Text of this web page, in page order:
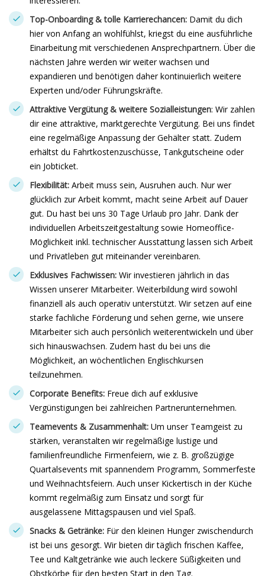
Top-Onboarding & tolle Karrierechancen: Damit du dich
hier von Anfang an wohlfühlst, kriegst du eine ausführliche
Einarbeitung mit verschiedenen Ansprechpartnern. Über die
nächsten Jahre werden wir weiter wachsen und
expandieren und benötigen daher kontinuierlich weitere
Experten und/oder Führungskräfte.
Attraktive Vergütung & weitere Sozialleistungen: Wir zahlen
dir eine attraktive, marktgerechte Vergütung. Bei uns findet
eine regelmäßige Anpassung der Gehälter statt. Zudem
erhältst du Fahrtkostenzuschüsse, Tankgutscheine oder
ein Jobticket.
Flexibilität: Arbeit muss sein, Ausruhen auch. Nur wer
glücklich zur Arbeit kommt, macht seine Arbeit auf Dauer
gut. Du hast bei uns 30 Tage Urlaub pro Jahr. Dank der
individuellen Arbeitszeitgestaltung sowie Homeoffice-
Möglichkeit inkl. technischer Ausstattung lassen sich Arbeit
und Privatleben gut miteinander vereinbaren.
Exklusives Fachwissen: Wir investieren jährlich in das
Wissen unserer Mitarbeiter. Weiterbildung wird sowohl
finanziell als auch operativ unterstützt. Wir setzen auf eine
starke fachliche Förderung und sehen gerne, wie unsere
Mitarbeiter sich auch persönlich weiterentwickeln und über
sich hinauswachsen. Zudem hast du bei uns die
Möglichkeit, an wöchentlichen Englischkursen
teilzunehmen.
Corporate Benefits: Freue dich auf exklusive
Vergünstigungen bei zahlreichen Partnerunternehmen.
Teamevents & Zusammenhalt: Um unser Teamgeist zu
stärken, veranstalten wir regelmäßige lustige und
familienfreundliche Firmenfeiern, wie z. B. großzügige
Quartalsevents mit spannendem Programm, Sommerfeste
und Weihnachtsfeiern. Auch unser Kickertisch in der Küche
kommt regelmäßig zum Einsatz und sorgt für
ausgelassene Mittagspausen und viel Spaß.
Snacks & Getränke: Für den kleinen Hunger zwischendurch
ist bei uns gesorgt. Wir bieten dir täglich frischen Kaffee,
Tee und Kaltgetränke wie auch leckere Süßigkeiten und
Obstkörbe für den besten Start in den Tag.